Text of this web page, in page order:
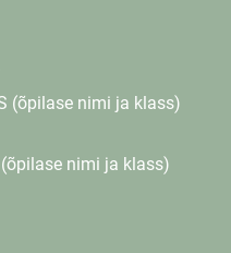
(õpilase nimi ja klass)
nimi ja klass)